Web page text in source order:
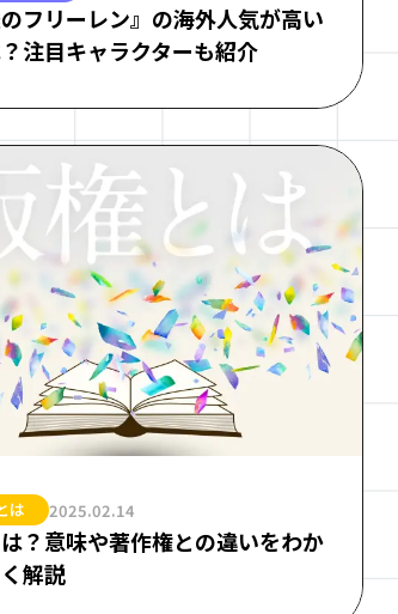
のフリーレン』の海外人気が高い
注目キャラクターも紹介
は 2025.02.14
？意味や著作権との違いをわか
解説